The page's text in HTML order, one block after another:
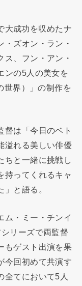
大成功を収めたナ
・ズオン・ラン・
ス、フン・アン・
ンの5人の美女を
世界）」の制作を
督は「今日のベト
溢れる美しい俳優
ちと一緒に挑戦し
持ってくれるキャ
と語る。
ム・ミー・チンイ
リーズで両監督
もゲスト出演を果
今回初めて共演す
全てにおいて5人